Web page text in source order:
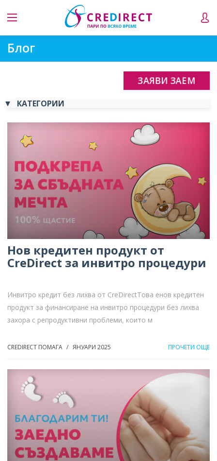
Блог
ЗАЯВИ ЗАЕМ
Нов кредитен продукт от
CreDirect за инвитро процедури
Инвитро кредит без лихва от CreDirectТова енов кредитен
продукт за финансиране на инвитро процедури без лихва
захора с репродуктивни проблеми, които м
CREDIRECT ПОМАГА / ЯНУАРИ 2025 ПРОЧЕТИ ОЩЕ
КАТЕГОРИИ